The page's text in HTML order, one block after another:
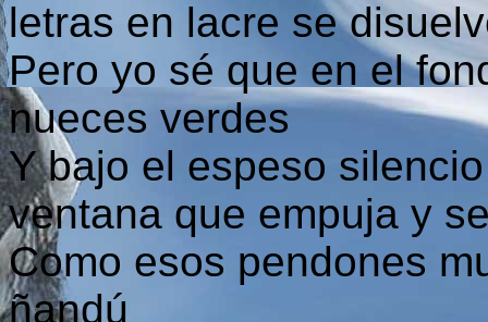
letras en lacre se
Pero yo sé que en el
nueces verdes
Y bajo el espeso
ventana que empuja y
Como esos pendones
ñandú